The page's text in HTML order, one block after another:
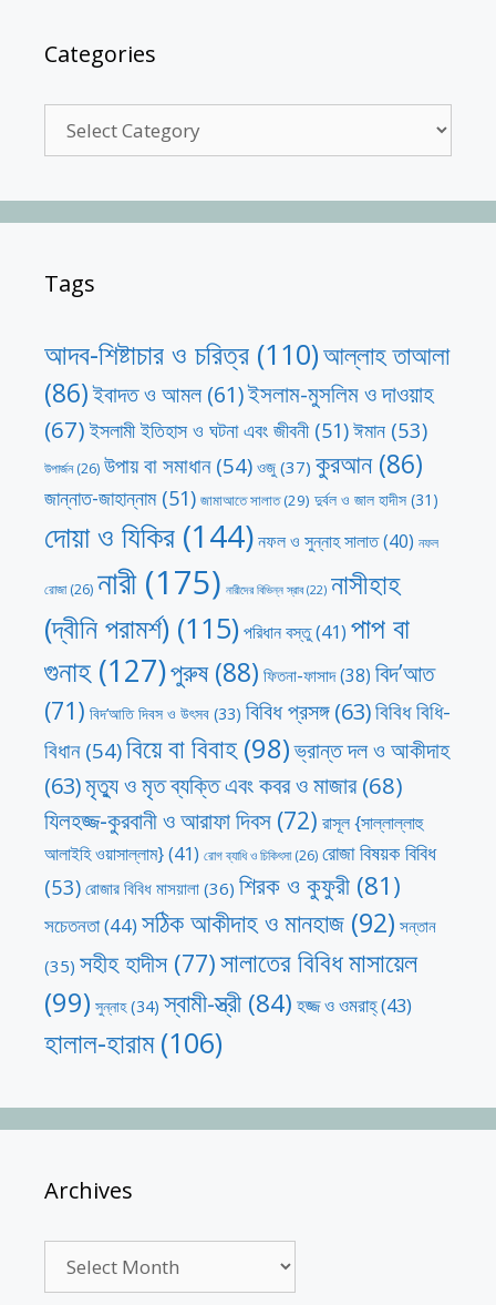
Categories
Tags
আদব-শিষ্টাচার ও চরিত্র (110)আল্লাহ তাআলা
(86)ইবাদত ও আমল(61)ইসলাম-মুসলিম ও দাওয়াহ
(67) ইসলামী ইতিহাস ও ঘটনা এবং জীবনী(51)ঈমান (53)
উপার্জন(26) উপায় বা সমাধান(54) ওজু (37) কুরআন(86)
জান্নাত-জাহান্নাম(51) জামাআতে সালাত(29) দুর্বল ও জাল হাদীস (31)
দোয়া ও যিকির (144)নফল ও সুন্নাহ সালাত(40) নফল
রোজা(26) নারী(175) নারীদের বিভিন্ন স্রাব(22) নাসীহাহ
(দ্বীনি পরামর্শ) (115)পরিধান বস্তু(41) পাপ বা
গুনাহ(127)পুরুষ(88) ফিতনা-ফাসাদ(38) বিদ’আত
(71) বিদ’আতি দিবস ও উৎসব (33) বিবিধ প্রসঙ্গ(63)বিবিধ বিধি-
বিধান(54)বিয়ে বা বিবাহ (98)ভ্রান্ত দল ও আকীদাহ
(63)মৃত্যু ও মৃত ব্যক্তি এবং কবর ও মাজার(68)
যিলহজ্জ-কুরবানী ও আরাফা দিবস (72) রাসূল {সাল্লাল্লাহু
আলাইহি ওয়াসাল্লাম}(41) রোগ ব্যাধি ও চিকিৎসা(26) রোজা বিষয়ক বিবিধ
(53) রোজার বিবিধ মাসয়ালা (36) শিরক ও কুফুরী (81)
সচেতনতা(44) সঠিক আকীদাহ ও মানহাজ (92) সন্তান
(35) সহীহ হাদীস(77)সালাতের বিবিধ মাসায়েল
(99) সুন্নাহ(34) স্বামী-স্ত্রী(84) হজ্জ ও ওমরাহ্‌(43)
হালাল-হারাম(106)
Archives